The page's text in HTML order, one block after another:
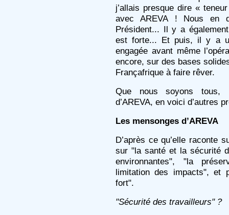
j’allais presque dire «
avec AREVA ! Nous en
Président... Il y a
est forte... Et puis, il y a
engagée avant même
encore, sur des bases
Françafrique à faire rêver.
Que nous soyons tous,
d’AREVA, en voici d’autres
Les mensonges d’AREVA
D’après ce qu’elle raconte
sur "la santé et la sécurité
environnantes", "la
limitation des impacts", et
fort".
"Sécurité des travailleurs" ?